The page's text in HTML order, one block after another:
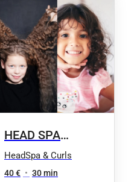
HEAD SPA
ENFANT - KIDS
HeadSpa & Curls
40 € • 30 min